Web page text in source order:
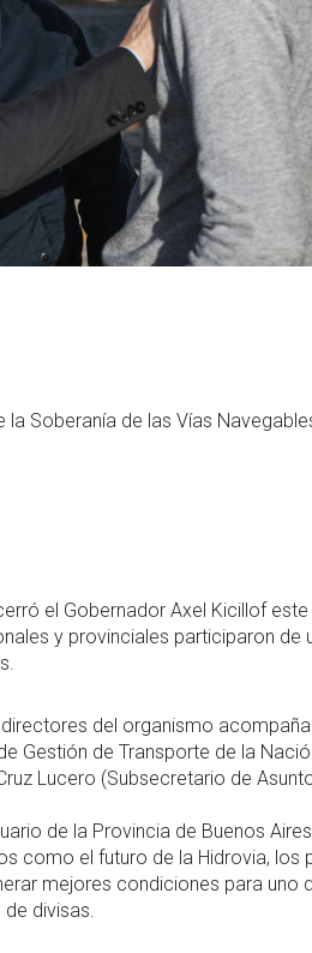
la Soberanía de las Vías
el Gobernador Axel Kicillof
y provinciales participaron de
del organismo
Gestión de Transporte de la
Lucero (Subsecretario de
de la Provincia de Buenos
como el futuro de la Hidrovia, los
mejores condiciones para uno
divisas.